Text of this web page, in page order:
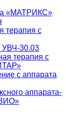
«МАТРИКС»
терапия с
УВЧ-30.03
терапия с
с аппарата
аппарата-